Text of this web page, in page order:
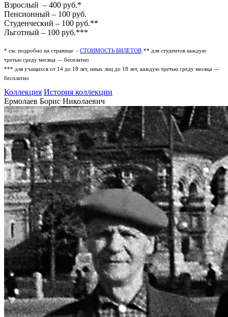
Взрослый – 400 руб.*
Пенсионный – 100 руб.
Студенческий – 100 руб.**
Льготный – 100 руб.***
* см. подробно на странице - СТОИМОСТЬ БИЛЕТОВ ** для студентов каждую
третью среду месяца — бесплатно
*** для учащихся от 14 до 18 лет, иных лиц до 18 лет, каждую третью среду месяца —
бесплатно
Коллекция История коллекции
Ермолаев Борис Николаевич